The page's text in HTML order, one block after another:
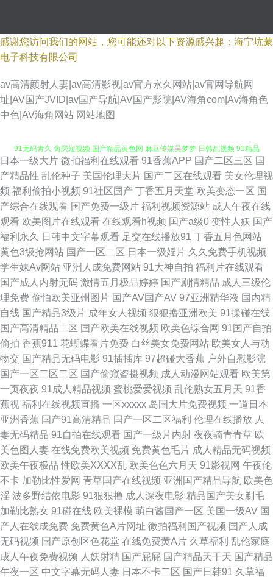
感谢您访问我们的网站，您可能还对以下资源感兴趣：海宁坑蒙
电子科技有限公司
av高清颜射人妻|av高清影视|av官方永久网站|av官网导航网
址|AV国产JVID|av国产导航|AV国产影院|AV海角com|Av海角色
中色|AV海角网站 网站地图
成人小电影91 免费的av网站 美女同性色色 欧美色中色5 中文字幕中日3级
国产白丝 岛国a免费观看 伊人大香蕉性爱 超碰碰碰aV 日韩乱子伦 99h片 国
产推油在线观看 三级国产在线 成人片伊人 五月天性爱网站 东京热成人导航
五月素人人妻 91九色国产 草草影院免费 丰满熟妇乱子另类 老司机你懂得网
视频在线 91福利资源 av天堂色影 欧美色影院 综合色图亚洲 成人精品视频
精品人妻少妇 美女免费抠逼 日本有码天堂 97人妻人人操 超碰在线成人 久久
婷婷国产综合 国产AV五码韩 久草视频国产 欧美啪在线 伊人香集Av 91凹在
线视频 白虎美女爆操91 激情综合网站 日本不卡线 91视频理论 抖阴91网址
狠狠草夜夜撸 欧美欧美 偷拍网亚洲 超碰免费人 国内精品海角视频 探花在线
频 变态人妖肛交 欧美人妻色图 色图综合网 91极品反差九色 超碰92探花 黑
丝色片色播视频 日韩大片免费试看 一本道爱天堂 91美女总站 操逼片免费的
国产浮力 久草麻豆 欧美00 人妖网站上 色四月第一色 97超碰超碰 东方av黄
日本一级大片 微拍福利在线观看 91香蕉APP 国产二区三区 国
产精品性 乱伦种子 美国伦理大片 国产二区在线观看 美女伦理视
频 福利偷拍小视频 91社区国产 丁香五月天堂 欧美变态一区 国
产综合在线观看 国产免费一级片 福利视频资源站 成人午夜在线
观看 欧美图片在线观看 在线观看h视频 国产a级0 变性人妖 国产
福利永久
日韩中文字幕观看 足交在线播放91 丁香五月色网站
黄色3级抢网站 国产一区二区 日本一级婬片 久久免费手机视频
学生妹Av网站 亚洲人成免费网站 91大神自拍 福利片在线观看
国产成人内射无码 激情五月极品婷婷 国产剧情精品 成人三级伦
理免费 偷怕欧美亚州图片 国产AV国产AV 97亚洲精华液 国内精
自线 国产精品3级片 成年女人视频 狠狠撸亚洲欧美 91操碰在线
国产高清精品二区 国产欧美在线视频 欧美色综合网 91国产自拍
偷拍 香蕉911 花蝴蝶看片免费 白丝美女免费网站 欧美女人与动
物交 国产精品无码电影 91插插库 97超碰大香蕉 户外自慰影院
国产一区二区二区 国产偷窥盗摄视频 成人动漫网站观看 欧美第
一页夜夜 91成人精品视频 蜜桃爱爱视频 乱伦熟女五月天 91香
蕉视 福利在线视频直播 一区xxxxx 岛国大片免费视频 一道日本
亚洲香蕉 国产91高清精品 国产一区二区福利 伦理在线播放 人
妻无码精品 91自拍在线观看 国产一级片内射 夜夜骑青青草 欧
美色图人妻 在线免费欧美视频 免费黄色毛片 成人精品无码视频
欧美午夜极品 性欧美ⅩⅩⅩⅩ乱 欧美色色六月天 91影视网 午夜伦
不卡 加勒比性爱网 青草国产在线视频 亚洲国产精品导航 欧美色
淫 波多野结依电影 91狠狠撸 成人深夜电影 精品国产美女剃毛
加勒比熟女 91碰在线 欧美裸模 萌白酱国产一区 美国一级AV 国
产人在线成免费 免费黄色A片网址 微拍福利国产视频 国产人成
无码视频 国产原创区色花堂 在线免费黄A片 久草福利 乱伦家庭
成人午夜免费视频 人妖射精 国产屁屁 国产精品天干天 国产精品
午夜一区 中文字幕无码人妻 日本不卡二区 国产日韩91 久草福